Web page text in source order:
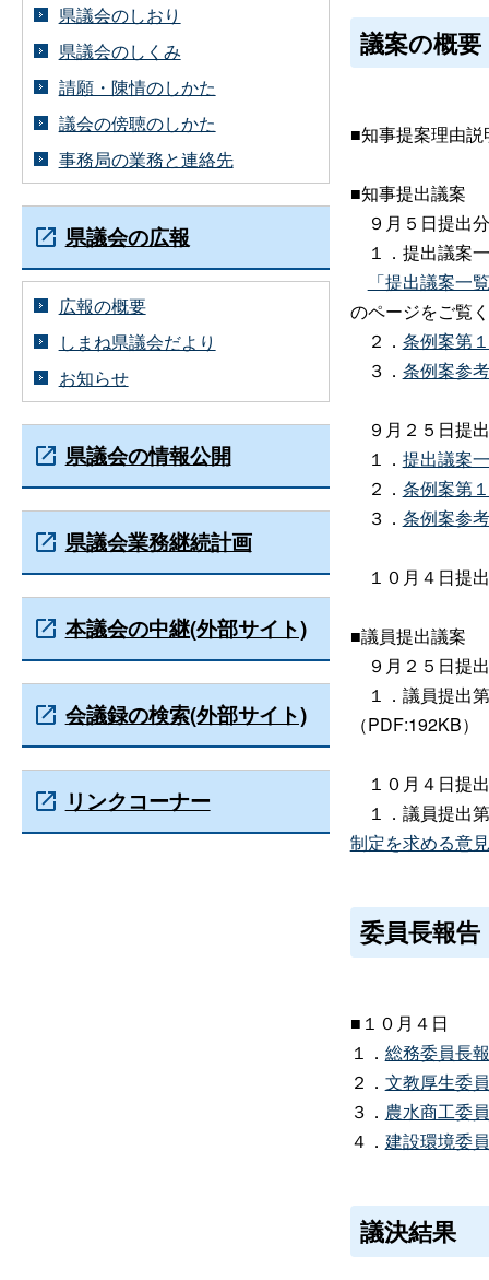
議案の概要
■知事提案理由
■知事提出議案
９月５日提出分
１．提出議案
「提出議案一
のページをご覧
２． 条例案第
３． 条例案参
９月２５日提
１． 提出議案
２． 条例案第
３． 条例案参
１０月４日提
■議員提出議案
９月２５日提
１．議員提出
（PDF:192KB）
１０月４日提
１．議員提出
制定を求める意
委員長報告
■１０月４日
１． 総務委員長
２． 文教厚生委
３． 農水商工委
４． 建設環境委
議決結果
県議会のしおり
県議会のしくみ
請願・陳情のしかた
議会の傍聴のしかた
事務局の業務と連絡先
県議会の広報
広報の概要
しまね県議会だより
お知らせ
県議会の情報公開
県議会業務継続計画
本議会の中継(外部サイト)
会議録の検索(外部サイト)
リンクコーナー